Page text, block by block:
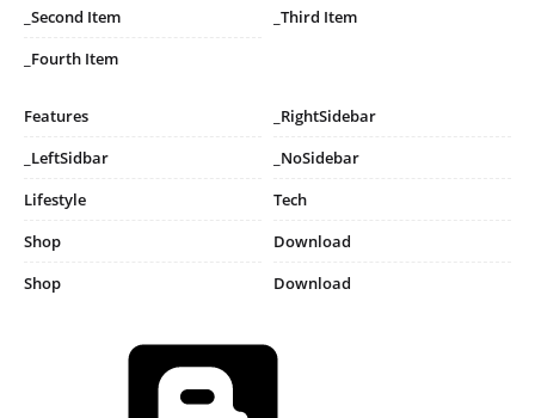
_Second Item
_Third Item
_Fourth Item
Features
_RightSidebar
_LeftSidbar
_NoSidebar
Lifestyle
Tech
Shop
Download
Shop
Download